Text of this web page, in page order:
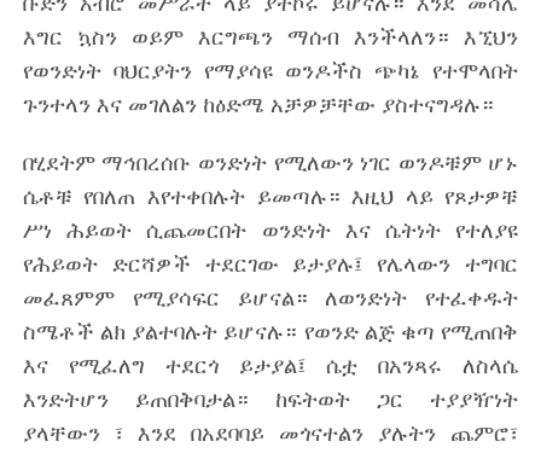
እግር ኳስን ወይም እርግጫን ማሰብ እንችላለን። እኚህን
የወንድነት ባህርያትን የማያሳዩ ወንዶችስ ጭካኔ የተሞላበት
ጉንተላን እና መገለልን ከዕድሜ አቻዎቻቸው ያስተናግዳሉ።
በሂደትም ማኅበረሰቡ ወንድነት የሚለውን ነገር ወንዶቹም ሆኑ
ሴቶቹ የበለጠ እየተቀበሉት ይመጣሉ። እዚህ ላይ የጾታዎቹ
ሥነ ሕይወት ሲጨመርበት ወንድነት እና ሴትነት የተለያዩ
የሕይወት ድርሻዎች ተደርገው ይታያሉ፤ የሌላውን ተግባር
መፈጸምም የሚያሳፍር ይሆናል። ለወንድነት የተፈቀዱት
ስሜቶች ልክ ያልተባሉት ይሆናሉ። የወንድ ልጅ ቁጣ የሚጠበቅ
እና የሚፈለግ ተደርጎ ይታያል፤ ሴቷ በአንጻሩ ለስላሴ
እንድትሆን ይጠበቅባታል። ከፍትወት ጋር ተያያዥነት
ያላቸውን ፣ እንደ በአደባባይ መጎናተልን ያሉትን ጨምሮ፣